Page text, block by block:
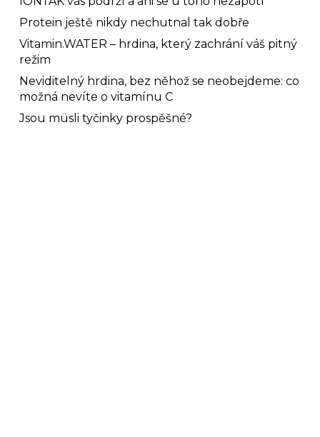
Protein ještě nikdy nechutnal tak dobře
Vitamin.WATER – hrdina, který zachrání váš pitný
režim
Neviditelný hrdina, bez něhož se neobejdeme: co
možná nevíte o vitamínu C
Jsou müsli tyčinky prospěšné?